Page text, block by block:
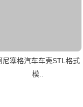
尼塞格汽车车壳STL格式
模..